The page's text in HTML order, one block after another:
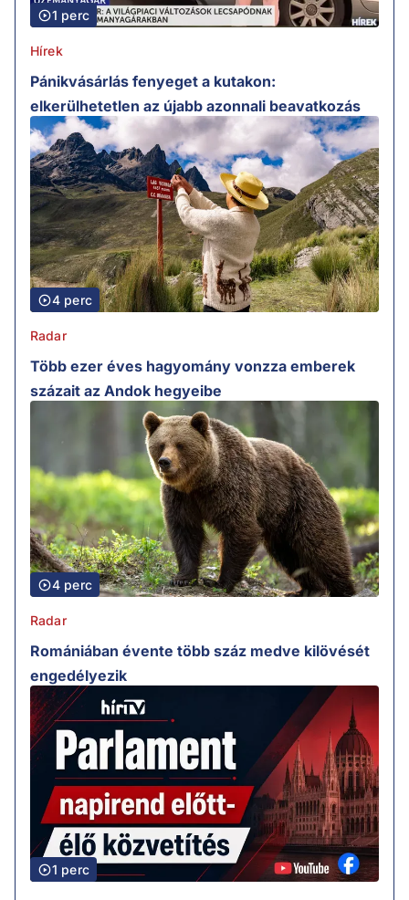
1 perc
Hírek
Pánikvásárlás fenyeget a kutakon:
elkerülhetetlen az újabb azonnali beavatkozás
4 perc
Radar
Több ezer éves hagyomány vonzza emberek
százait az Andok hegyeibe
4 perc
Radar
Romániában évente több száz medve kilövését
engedélyezik
1 perc